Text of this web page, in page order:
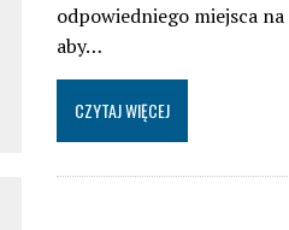
odpowiedniego miejsca
aby…
CZYTAJ WIĘCEJ